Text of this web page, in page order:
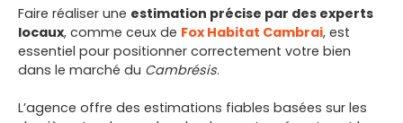
Faire réaliser une estimation précise par des experts
locaux, comme ceux de Fox Habitat Cambrai, est
essentiel pour positionner correctement votre bien
dans le marché du Cambrésis.
L’agence offre des estimations fiables basées sur les